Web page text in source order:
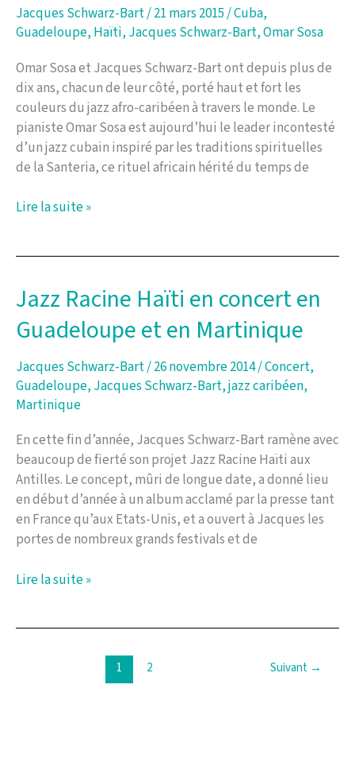
Jacques Schwarz-Bart/21 mars 2015/Cuba,
Guadeloupe, Haïti, Jacques Schwarz-Bart,Omar Sosa
Omar Sosa et Jacques Schwarz-Bart ont depuis plus de
dix ans, chacun de leur côté, porté haut et fort les
couleurs du jazz afro-caribéen à travers le monde. Le
pianiste Omar Sosa est aujourd’hui le leader incontesté
d’un jazz cubain inspiré par les traditions spirituelles
de la Santeria, ce rituel africain hérité du temps de
Omar
Schwarz-
Bart,
creole
reunion
Lire la suite »
Jazz Racine Haïti en concert en
Guadeloupe et en Martinique
Jacques Schwarz-Bart/26 novembre 2014/Concert,
Guadeloupe, Jacques Schwarz-Bart,jazz caribéen,
Martinique
En cette fin d’année, Jacques Schwarz-Bart ramène avec
beaucoup de fierté son projet Jazz Racine Haïti aux
Antilles. Le concept, mûri de longue date, a donné lieu
en début d’année à un album acclamé par la presse tant
en France qu’aux Etats-Unis, et a ouvert à Jacques les
portes de nombreux grands festivals et de
Jazz
Lire la suite »
1 2 Suivant →